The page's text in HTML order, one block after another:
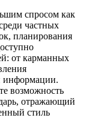
спросом как
частных
планирования
от карманных
информации.
возможность
отражающий
стиль